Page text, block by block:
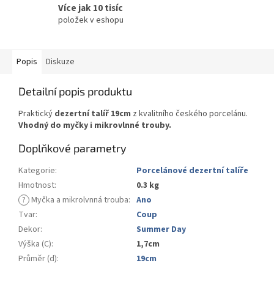
Více jak 10 tisíc
položek v eshopu
Popis Diskuze
Detailní popis produktu
Praktický dezertní talíř 19cm z kvalitního českého porcelánu.
Vhodný do myčky i mikrovlnné trouby.
Doplňkové parametry
Kategorie:
Porcelánové dezertní talíře
Hmotnost:
0.3 kg
? Myčka a mikrolvnná trouba: Ano
Tvar:
Coup
Dekor:
Summer Day
Výška (C):
1,7cm
Průměr (d): 19cm